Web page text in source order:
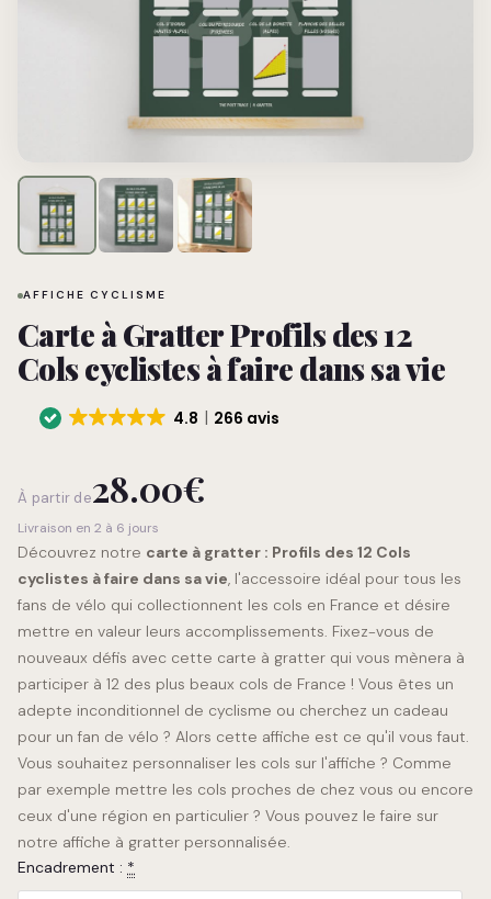
AFFICHE CYCLISME
Carte à Gratter Profils des 12
Cols cyclistes à faire dans sa vie
4.8 266 avis
À partir de28.00€
Livraison en 2 à 6 jours
Découvrez notre carte à gratter : Profils des 12 Cols
cyclistes à faire dans sa vie, l'accessoire idéal pour tous les
fans de vélo qui collectionnent les cols en France et désire
mettre en valeur leurs accomplissements. Fixez-vous de
nouveaux défis avec cette carte à gratter qui vous mènera à
participer à 12 des plus beaux cols de France ! Vous êtes un
adepte inconditionnel de cyclisme ou cherchez un cadeau
pour un fan de vélo ? Alors cette affiche est ce qu'il vous faut.
Vous souhaitez personnaliser les cols sur l'affiche ? Comme
par exemple mettre les cols proches de chez vous ou encore
ceux d'une région en particulier ? Vous pouvez le faire sur
notre affiche à gratter personnalisée.
Encadrement : *